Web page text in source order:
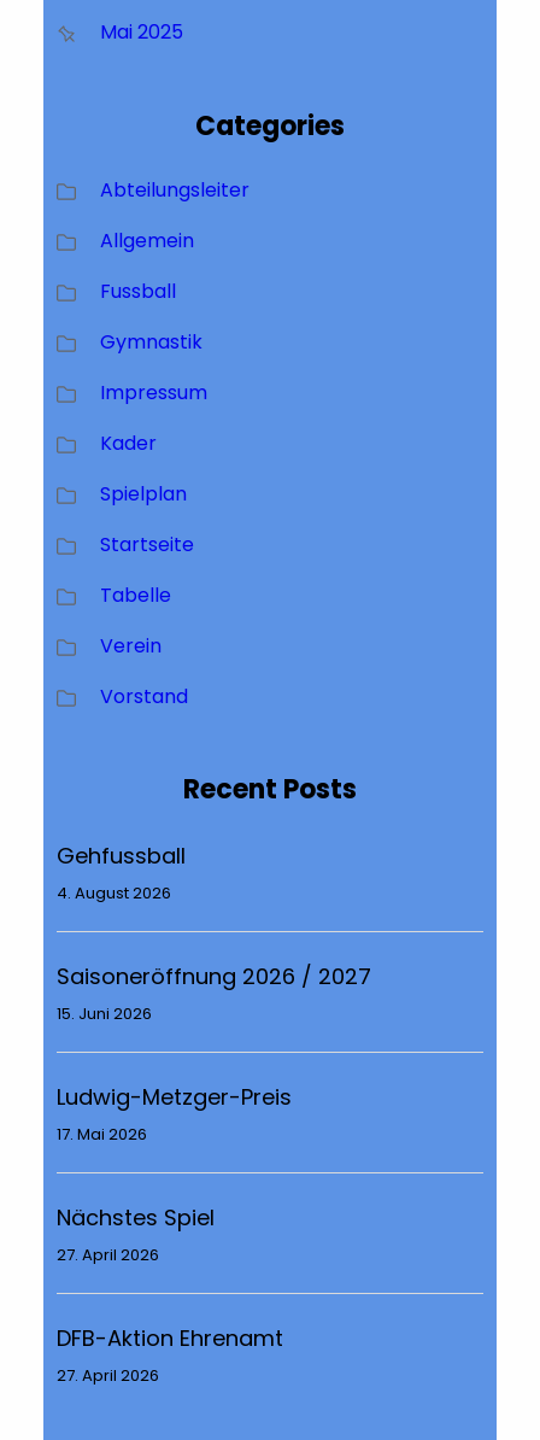
Mai 2025
Categories
Abteilungsleiter
Allgemein
Fussball
Gymnastik
Impressum
Kader
Spielplan
Startseite
Tabelle
Verein
Vorstand
Recent Posts
Gehfussball
4. August 2026
Saisoneröffnung 2026 / 2027
15. Juni 2026
Ludwig-Metzger-Preis
17. Mai 2026
Nächstes Spiel
27. April 2026
DFB-Aktion Ehrenamt
27. April 2026